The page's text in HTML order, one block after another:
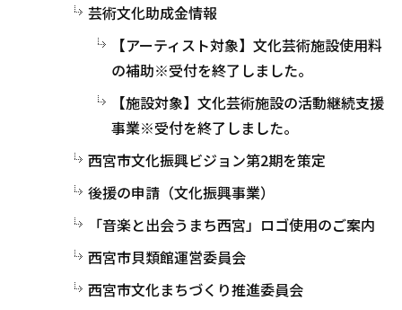
芸術文化助成金情報
【アーティスト対象】文化芸術施設使用料
の補助※受付を終了しました。
【施設対象】文化芸術施設の活動継続支援
事業※受付を終了しました。
西宮市文化振興ビジョン第2期を策定
後援の申請（文化振興事業）
「音楽と出会うまち西宮」ロゴ使用のご案内
西宮市貝類館運営委員会
西宮市文化まちづくり推進委員会